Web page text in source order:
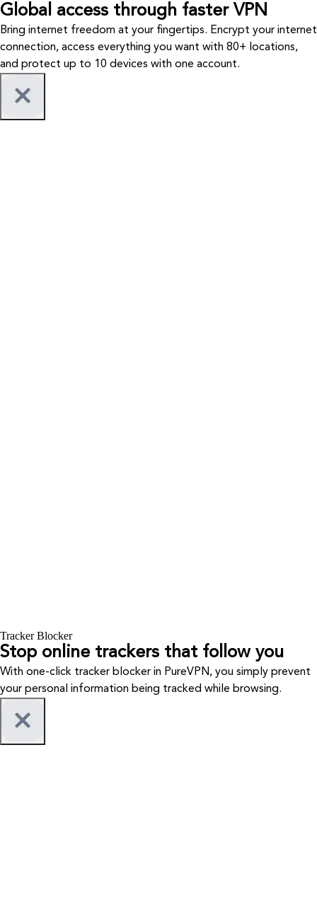
Global access through faster VPN
Bring internet freedom at your fingertips. Encrypt your internet
connection, access everything you want with 80+ locations,
and protect up to 10 devices with one account.
Tracker Blocker
Stop online trackers that follow you
With one-click tracker blocker in PureVPN, you simply prevent
your personal information being tracked while browsing.